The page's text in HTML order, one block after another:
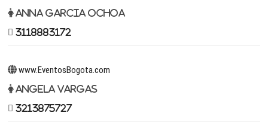
Anna Garcia Ochoa
3118883172
www.EventosBogota.com
Angela Vargas
3213875727